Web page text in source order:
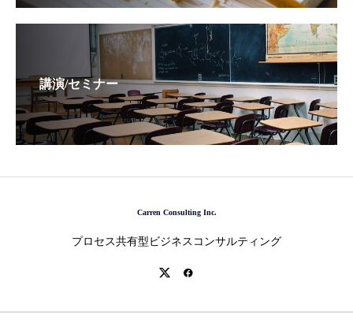
講演/セミナー
Carren Consulting Inc.
プロセス共有型ビジネスコンサルティング